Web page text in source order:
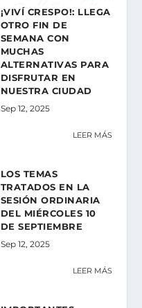
¡VIVÍ CRESPO!: LLEGA
OTRO FIN DE
SEMANA CON
MUCHAS
ALTERNATIVAS PARA
DISFRUTAR EN
NUESTRA CIUDAD
Sep 12, 2025
LEER MÁS
LOS TEMAS
TRATADOS EN LA
SESIÓN ORDINARIA
DEL MIÉRCOLES 10
DE SEPTIEMBRE
Sep 12, 2025
LEER MÁS